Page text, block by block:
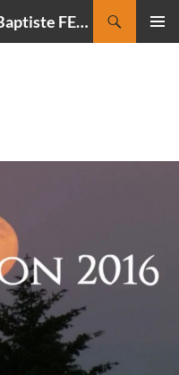
CIELMANIA : le blog de Jean-Baptiste FELDMANN, photographe du ciel